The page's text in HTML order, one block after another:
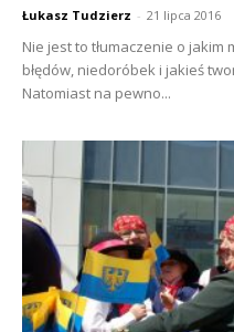
Łukasz Tudzierz - 21 lipca 2016
Nie jest to tłumaczenie o jakim
błędów, niedoróbek i jakieś
Natomiast na pewno...